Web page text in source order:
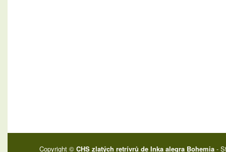
Copyright © CHS zlatých retrívrů de Inka alegra Bohemia -